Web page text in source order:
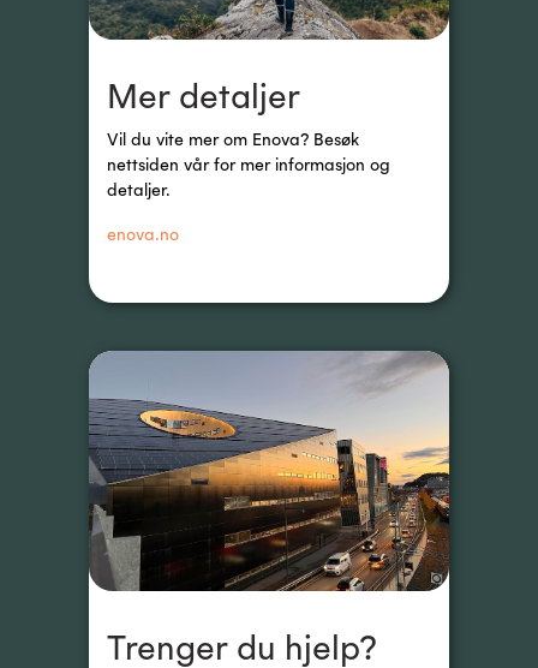
Mer detaljer
Vil du vite mer om Enova? Besøk
nettsiden vår for mer informasjon og
detaljer.
enova.no
Trenger du hjelp?